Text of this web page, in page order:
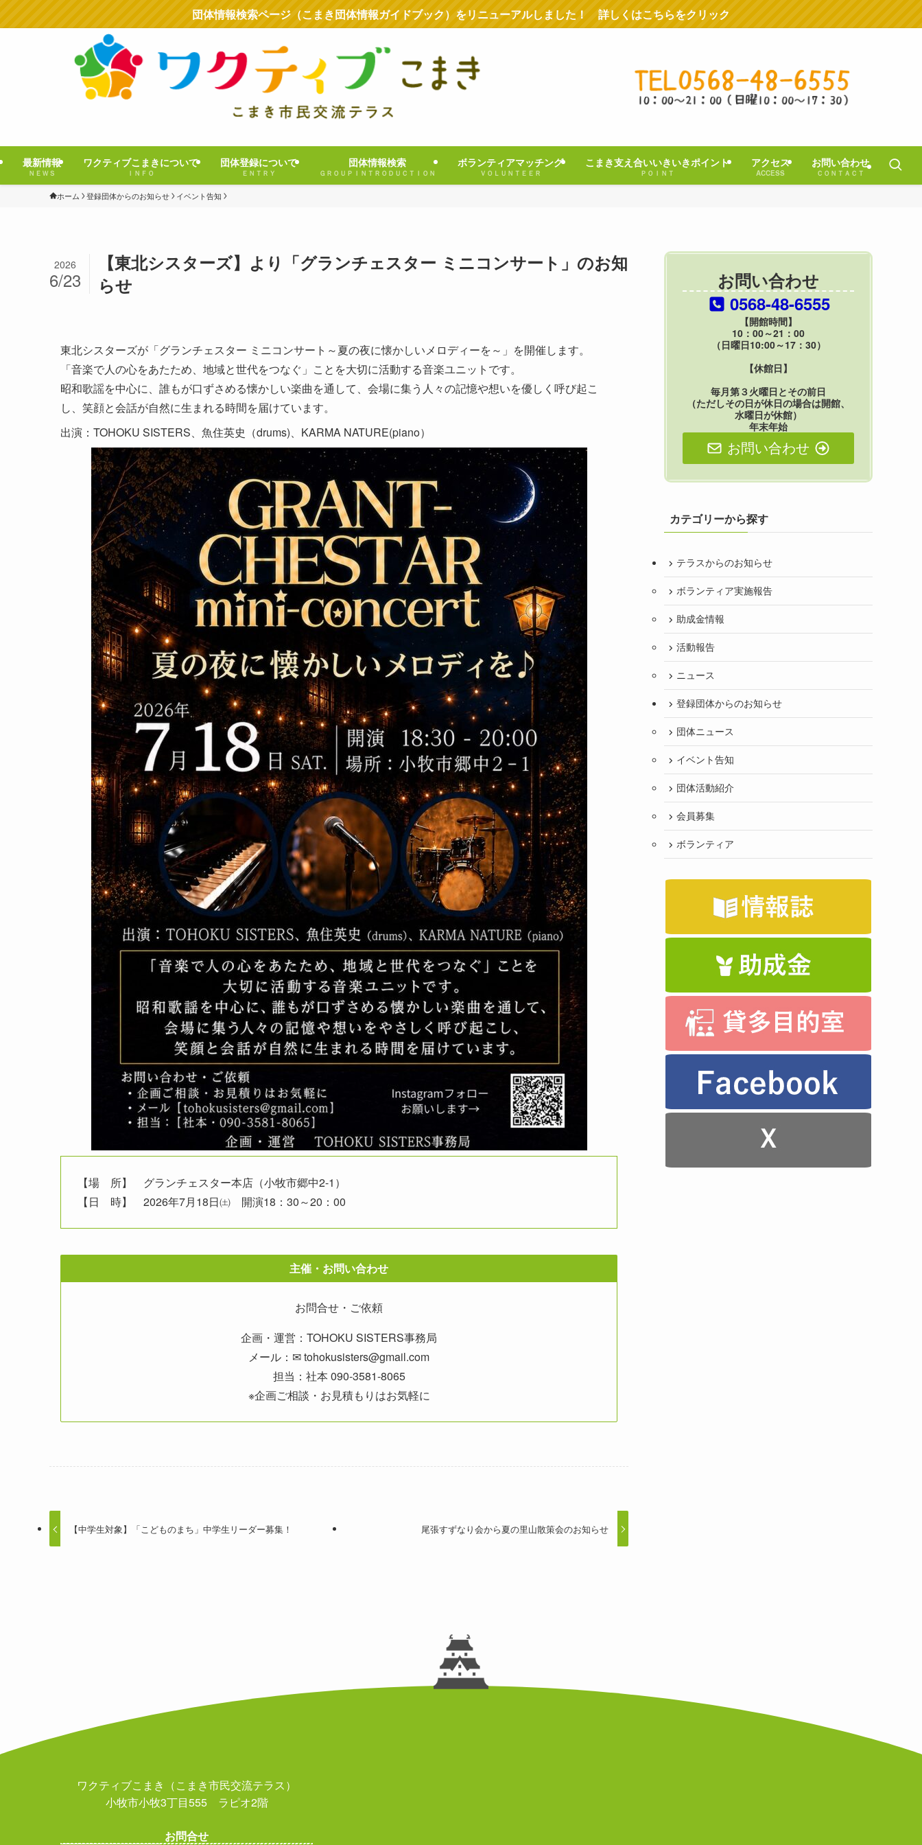
団体情報検索ページ（こまき団体情報ガイドブック）をリニューアルしました！ 詳しくはこちらをクリック
最新情報
ＮＥＷＳ
ワクティブこまきについて
ＩＮＦＯ
団体登録について
ＥＮＴＲＹ
団体情報検索
ＧＲＯＵＰＩＮＴＲＯＤＵＣＴＩＯＮ
ボランティアマッチング
ＶＯＬＵＮＴＥＥＲ
こまき支え合いいきいきポイント
ＰＯＩＮＴ
アクセス
ACCESS
お問い合わせ
ＣＯＮＴＡＣＴ
ホーム 登録団体からのお知らせ イベント告知
【東北シスターズ】より「グランチェスター ミニコンサート」のお知
らせ
2026
6/23
東北シスターズが「グランチェスター ミニコンサート～夏の夜に懐かしいメロディーを～」を開催します。
「音楽で人の心をあたため、地域と世代をつなぐ」ことを大切に活動する音楽ユニットです。
昭和歌謡を中心に、誰もが口ずさめる懐かしい楽曲を通して、会場に集う人々の記憶や想いを優しく呼び起こ
し、笑顔と会話が自然に生まれる時間を届けています。
出演：TOHOKU SISTERS、魚住英史（drums)、KARMA NATURE(piano）
【場 所】 グランチェスター本店（小牧市郷中2-1）
【日 時】 2026年7月18日㈯ 開演18：30～20：00
主催・お問い合わせ
お問合せ・ご依頼
企画・運営：TOHOKU SISTERS事務局
メール：✉ tohokusisters@gmail.com
担当：社本 090-3581-8065
※企画ご相談・お見積もりはお気軽に
【中学生対象】「こどものまち」中学生リーダー募集！ 尾張すずなり会から夏の里山散策会のお知らせ
お問い合わせ
0568-48-6555
【開館時間】
10：00～21：00
（日曜日10:00～17：30）
【休館日】
毎月第３火曜日とその前日
（ただしその日が休日の場合は開館、
水曜日が休館）
年末年始
お問い合わせ
カテゴリーから探す
テラスからのお知らせ
ボランティア実施報告
助成金情報
活動報告
ニュース
登録団体からのお知らせ
団体ニュース
イベント告知
団体活動紹介
会員募集
ボランティア
ワクティブこまき（こまき市民交流テラス）
小牧市小牧3丁目555 ラピオ2階
お問合せ